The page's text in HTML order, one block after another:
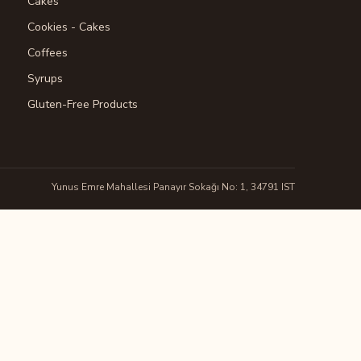
Cookies - Cakes
Coffees
Syrups
Gluten-Free Products
Yunus Emre Mahallesi Panayır Sokağı No: 1, 34791 IST